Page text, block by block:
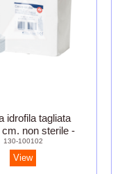
idrofila tagliata
cm. non sterile -
da 1 kg.
130-100102
View